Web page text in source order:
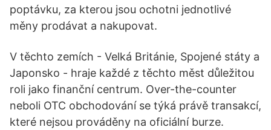
poptávku, za kterou jsou ochotni jednotlivé
měny prodávat a nakupovat.
V těchto zemích - Velká Británie, Spojené státy a
Japonsko - hraje každé z těchto měst důležitou
roli jako finanční centrum. Over-the-counter
neboli OTC obchodování se týká právě transakcí,
které nejsou prováděny na oficiální burze.